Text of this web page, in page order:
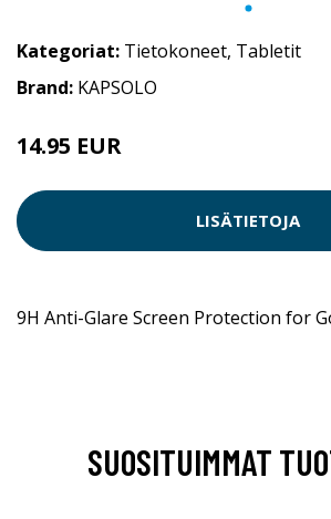
Kategoriat: Tietokoneet, Tabletit
Brand: KAPSOLO
14.95 EUR
LISÄTIETOJA
9H Anti-Glare Screen Protection for
SUOSITUIMMAT